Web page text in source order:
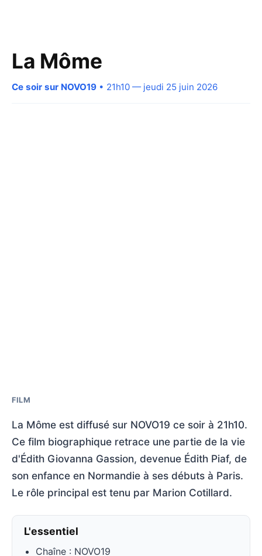
La Môme
Ce soir sur NOVO19 • 21h10 — jeudi 25 juin 2026
FILM
La Môme est diffusé sur NOVO19 ce soir à 21h10.
Ce film biographique retrace une partie de la vie
d'Édith Giovanna Gassion, devenue Édith Piaf, de
son enfance en Normandie à ses débuts à Paris.
Le rôle principal est tenu par Marion Cotillard.
L'essentiel
Chaîne : NOVO19